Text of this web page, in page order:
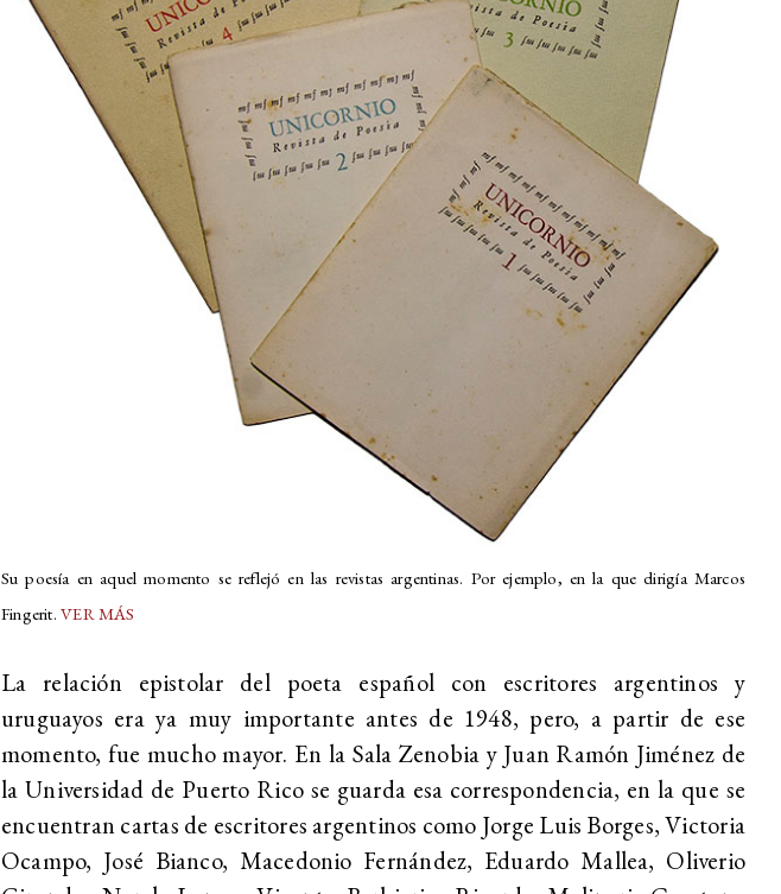
Su poesía en aquel momento se reflejó en las revistas argentinas. Por ejemplo, en la que dirigía Marcos
Fingerit.VER MÁS
La relación epistolar del poeta español con escritores argentinos y
uruguayos era ya muy importante antes de 1948, pero, a partir de ese
momento, fue mucho mayor. En la Sala Zenobia y Juan Ramón Jiménez de
la Universidad de Puerto Rico se guarda esa correspondencia, en la que se
encuentran cartas de escritores argentinos como Jorge Luis Borges, Victoria
Ocampo, José Bianco, Macedonio Fernández, Eduardo Mallea, Oliverio